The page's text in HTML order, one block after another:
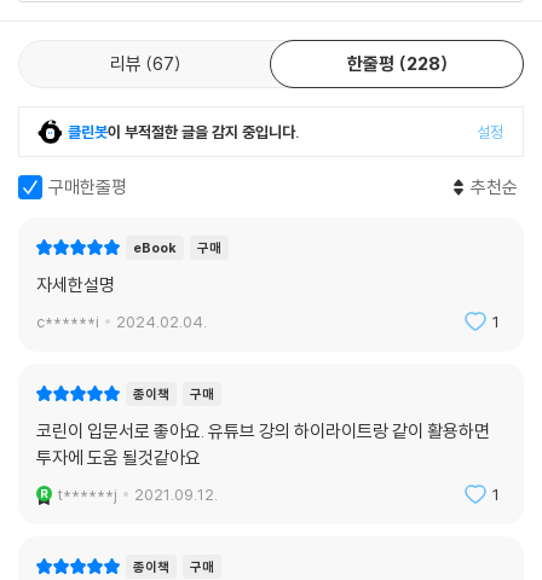
리뷰 67 한줄평 228
클린봇이 부적절한 글을 감지 중입니다. 설정
구매한줄평 추천순
eBook 구매
자세한설명
c******i 2024.02.04. 1
종이책 구매
코린이 입문서로 좋아요. 유튜브 강의 하이라이트랑 같이 활용하면
투자에 도움 될것같아요
t******j 2021.09.12. 1
종이책 구매